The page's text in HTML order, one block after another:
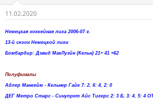
11.02.2020
Немецкая хоккейная лига 2006-07 г.
13-й сезон Немецкой лиги
Бомбардир: Дэвид МакЛуэйн (Кельн) 21+ 41 =62
Полуфиналы
Адлер Мангейм - Кельнер Гайе 7: 2, 6: 4, 2: 0
ДЕГ Метро Старс - Синупрет Айс Тигерс 2: 3 Б, 3: 4, 5: 4